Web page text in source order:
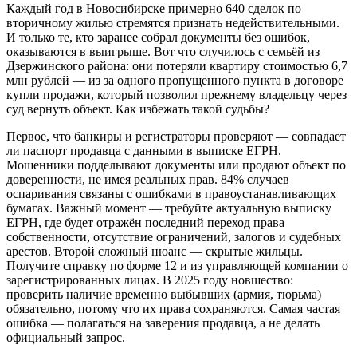
Каждый год в Новосибирске примерно 640 сделок по
вторичному жилью стремятся признать недействительными.
И только те, кто заранее собрал документы без ошибок,
оказываются в выигрыше. Вот что случилось с семьёй из
Дзержинского района: они потеряли квартиру стоимостью 6,7
млн рублей — из за одного пропущенного пункта в договоре
купли продажи, который позволил прежнему владельцу через
суд вернуть объект. Как избежать такой судьбы?
Первое, что банкиры и регистраторы проверяют — совпадает
ли паспорт продавца с данными в выписке ЕГРН.
Мошенники подделывают документы или продают объект по
доверенности, не имея реальных прав. 84% случаев
оспаривания связаны с ошибками в правоустанавливающих
бумагах. Важный момент — требуйте актуальную выписку
ЕГРН, где будет отражён последний переход права
собственности, отсутствие ограничений, залогов и судебных
арестов. Второй сложный нюанс — скрытые жильцы.
Получите справку по форме 12 и из управляющей компании о
зарегистрированных лицах. В 2025 году новшество:
проверить наличие временно выбывших (армия, тюрьма)
обязательно, потому что их права сохраняются. Самая частая
ошибка — полагаться на заверения продавца, а не делать
официальный запрос.